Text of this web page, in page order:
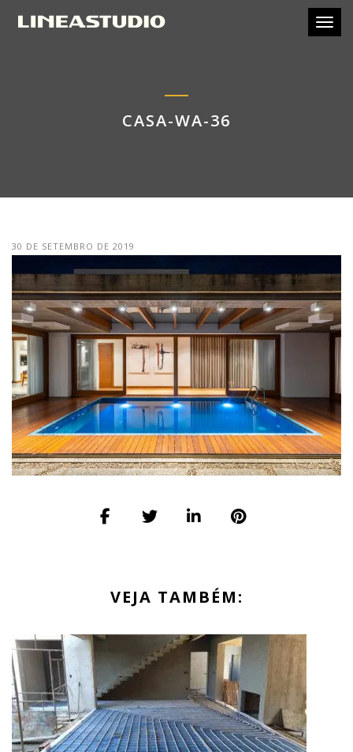
CASA-WA-36
30 DE SETEMBRO DE 2019
VEJA TAMBÉM: